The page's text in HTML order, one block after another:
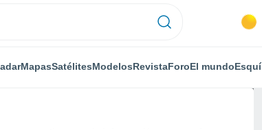
MapasSatélitesModelosRevistaForoEl mundoEsquí